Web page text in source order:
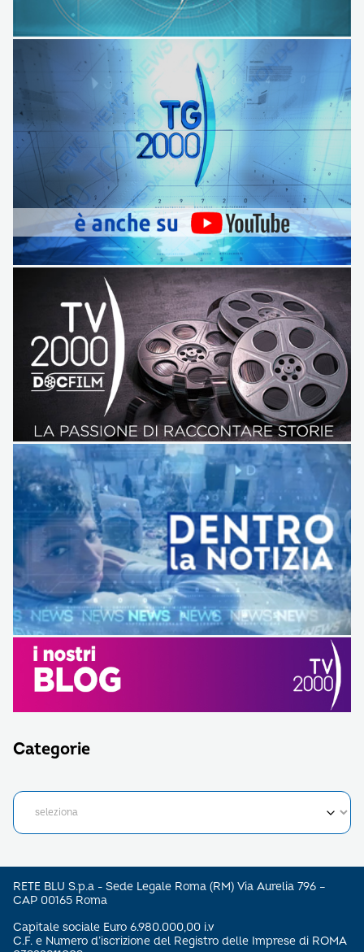
Categorie
RETE BLU S.p.a - Sede Legale Roma (RM) Via Aurelia 796 –
CAP 00165 Roma
Capitale sociale Euro 6.980.000,00 i.v
C.F. e Numero d’iscrizione del Registro delle Imprese di ROMA